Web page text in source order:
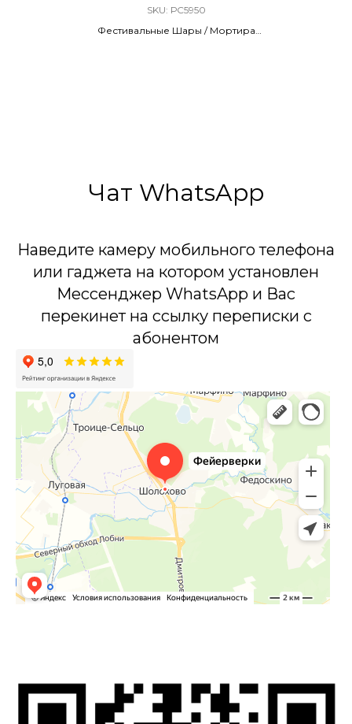
SKU: РС5950
Фестивальные Шары / Мортира
Чат WhatsApp
Наведите камеру мобильного телефона
или гаджета на котором установлен
Мессенджер WhatsApp и Вас
перекинет на ссылку переписки с
абонентом